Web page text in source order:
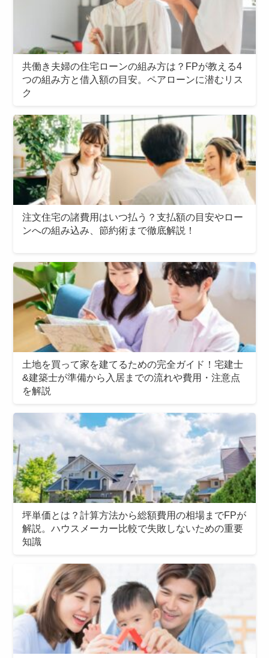
共働き夫婦の住宅ローンの組み方は？FPが教える4
つの組み方と借入額の目安。ペアローンに潜むリス
ク
注文住宅の諸費用はいつ払う？支払額の目安やロー
ンへの組み込み、節約術まで徹底解説！
土地を買って家を建てるための完全ガイド！宅建士
&建築士が準備から入居までの流れや費用・注意点
を解説
坪単価とは？計算方法から総額費用の相場までFPが
解説。ハウスメーカー比較で失敗しないための重要
知識